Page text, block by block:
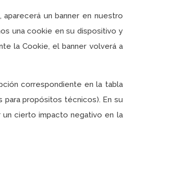
un banner en nuestro
una cookie en su dispositivo y
la Cookie, el banner volverá a
correspondiente en la tabla
para propósitos técnicos). En su
cierto impacto negativo en la